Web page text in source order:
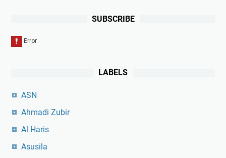
SUBSCRIBE
LABELS
ASN
Ahmadi Zubir
Al Haris
Asusila